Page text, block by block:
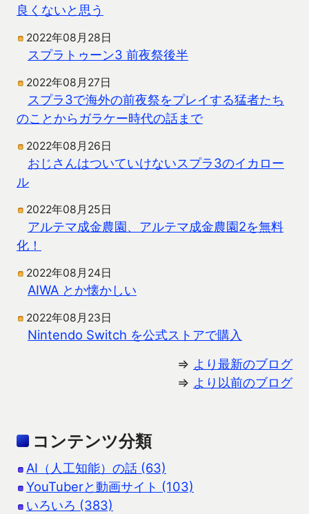
良くないと思う
2022年08月28日
スプラトゥーン3 前夜祭後半
2022年08月27日
スプラ3で海外の前夜祭をプレイする猛者たち
のことからガラケー時代の話まで
2022年08月26日
おじさんはついていけないスプラ3のイカロー
ル
2022年08月25日
アルテマ成金農園、アルテマ成金農園2を無料
化！
2022年08月24日
AIWA とか懐かしい
2022年08月23日
Nintendo Switch を公式ストアで購入
⇒ より最新のブログ
⇒ より以前のブログ
コンテンツ分類
AI（人工知能）の話 (63)
YouTuberと動画サイト (103)
いろいろ (383)